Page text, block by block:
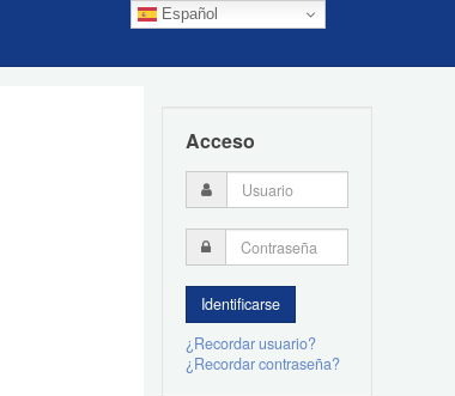
Español
Acceso
¿Recordar usuario?
¿Recordar contraseña?